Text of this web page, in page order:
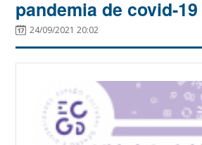
pandemia de covid-19
24/09/2021 20:02